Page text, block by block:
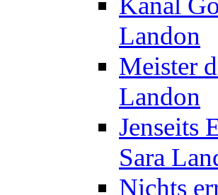
Landon
Meister
Landon
Jenseits
Sara
Nichts